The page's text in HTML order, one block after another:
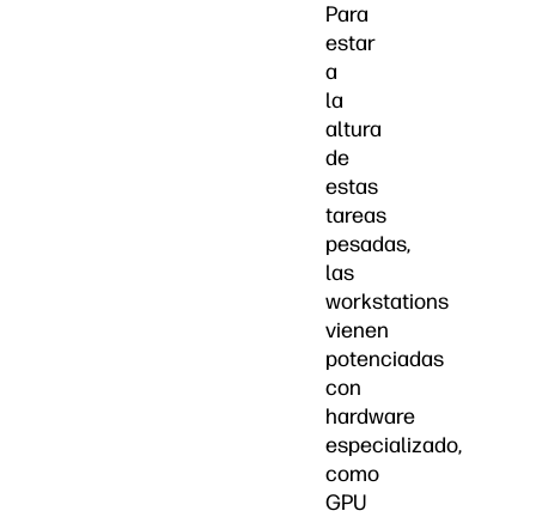
Para
estar
a
la
altura
de
estas
tareas
pesadas,
las
workstations
vienen
potenciadas
con
hardware
especializado,
como
GPU